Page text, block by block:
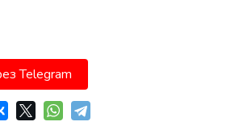
Telegram